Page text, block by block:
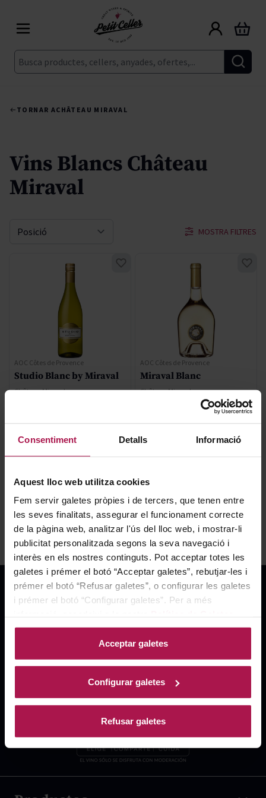
Consentiment Detalls Informació
Aquest lloc web utilitza cookies
Fem servir galetes pròpies i de tercers, que tenen entre
les seves finalitats, assegurar el funcionament correcte
de la pàgina web, analitzar l'ús del lloc web, i mostrar-li
publicitat personalitzada segons la seva navegació i
interès en els nostres continguts. Pot acceptar totes les
galetes i prémer el botó “Acceptar galetes”, rebutjar-les i
prémer el botó “Refusar galetes”, o configurar les galetes
i prémer el botó “Configurar galetes”. Per a més
Acceptar galetes
Configurar galetes
Refusar galetes
Cerca
Cart
TORNAR ACHÂTEAU MIRAVAL
Vins Blancs Château
Miraval
MOSTRA FILTRES
Sort By
AOC Côtes de Provence
Studio Blanc by Miraval
Château Miraval
16,10 €
AOC Côtes de Provence
Miraval Blanc
Château Miraval
28,50 €